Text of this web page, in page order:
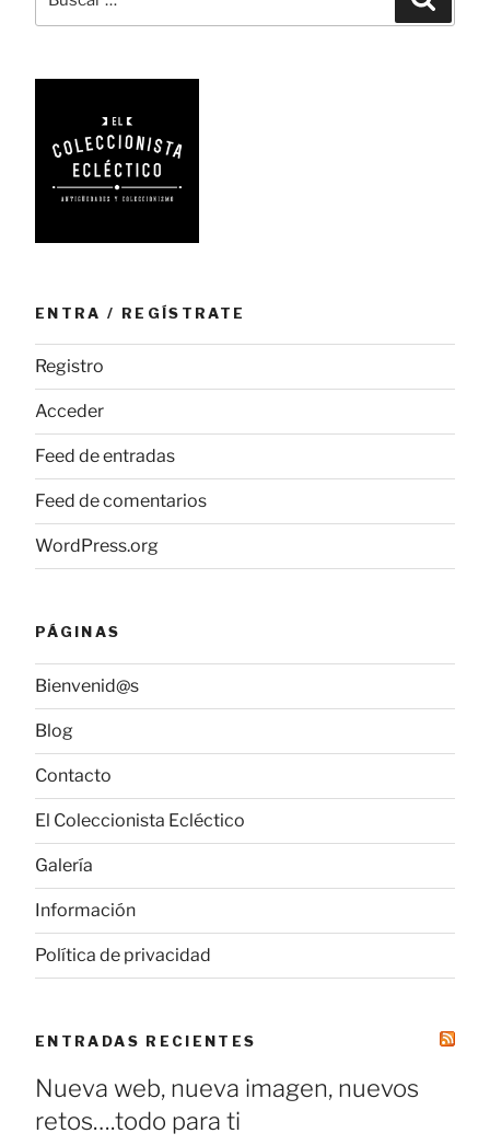
por:
ENTRA / REGÍSTRATE
Registro
Acceder
Feed de entradas
Feed de comentarios
WordPress.org
PÁGINAS
Bienvenid@s
Blog
Contacto
El Coleccionista Ecléctico
Galería
Información
Política de privacidad
ENTRADAS RECIENTES
Nueva web, nueva imagen, nuevos
retos….todo para ti